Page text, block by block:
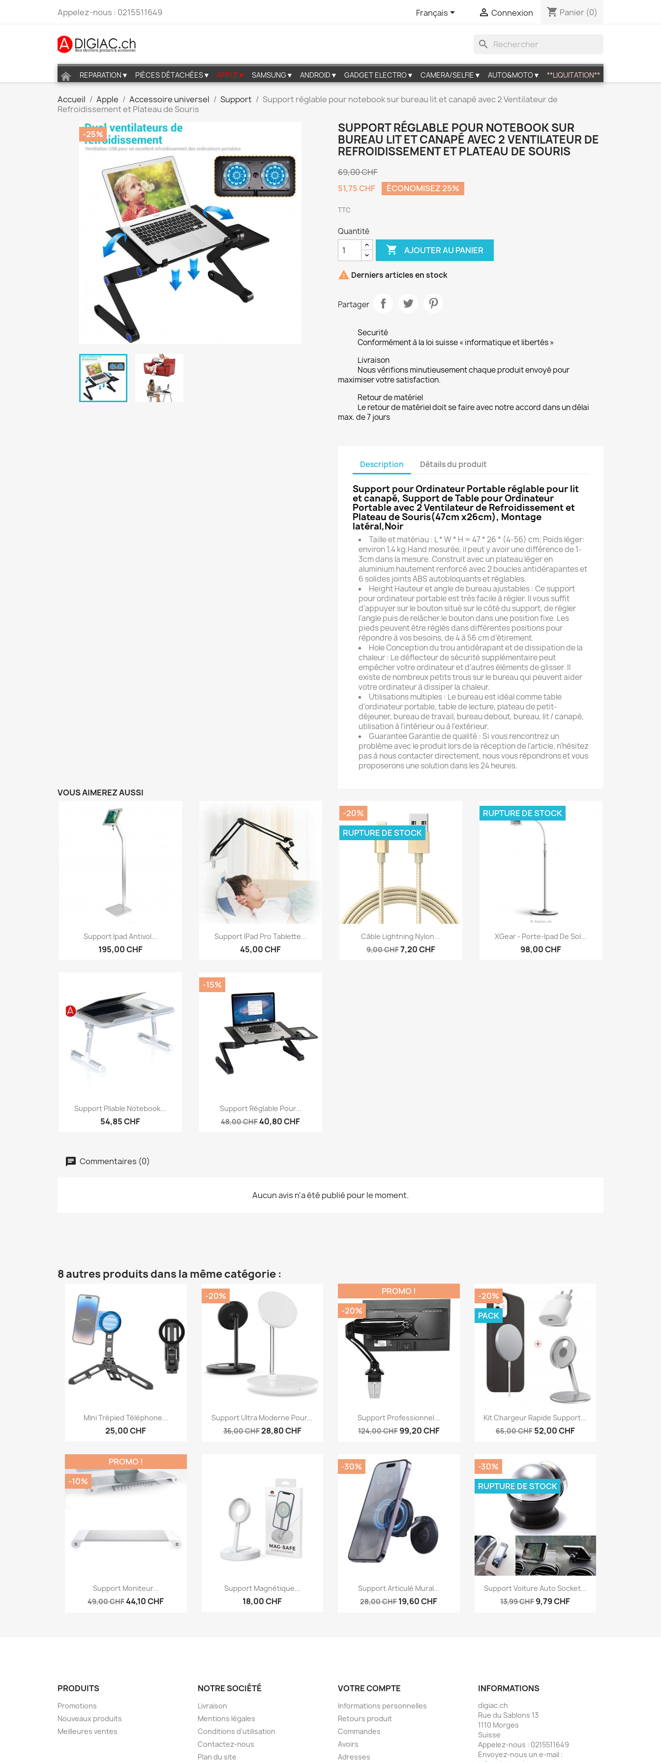
Appelez-nous : 0215511649 Français  Connexion shopping_cart Panier (0)
search
REPARATION▼ PIÈCES DÉTACHÉES▼ APPLE▼ SAMSUNG▼ ANDROID▼ GADGET ELECTRO▼ CAMERA/SELFIE▼ AUTO&MOTO▼ **LIQUITATION**
Accueil Apple Accessoire universel Support
Support réglable pour notebook sur bureau lit et canapé avec 2 Ventilateur de
Refroidissement et Plateau de Souris
-25%
SUPPORT RÉGLABLE POUR NOTEBOOK SUR
BUREAU LIT ET CANAPÉ AVEC 2 VENTILATEUR DE
REFROIDISSEMENT ET PLATEAU DE SOURIS
69,00 CHF
51,75 CHF
ÉCONOMISEZ 25%
TTC
Quantité
 AJOUTER AU PANIER
 Derniers articles en stock
Partager
Securité
Conformément à la loi suisse « informatique et libertés »
Livraison
Nous vérifions minutieusement chaque produit envoyé pour
maximiser votre satisfaction.
Retour de matériel
Le retour de matériel doit se faire avec notre accord dans un délai
max. de 7 jours
Description Détails du produit
Support pour Ordinateur Portable réglable pour lit
et canapé, Support de Table pour Ordinateur
Portable avec 2 Ventilateur de Refroidissement et
Plateau de Souris(47cm x26cm), Montage
latéral,Noir
Taille et matériau : L * W * H = 47 * 26 * (4-56) cm; Poids léger:
environ 1,4 kg.Hand mesurée, il peut y avoir une différence de 1-
3cm dans la mesure. Construit avec un plateau léger en
aluminium hautement renforcé avec 2 boucles antidérapantes et
6 solides joints ABS autobloquants et réglables.
Height Hauteur et angle de bureau ajustables : Ce support
pour ordinateur portable est très facile à régler. Il vous suffit
d’appuyer sur le bouton situé sur le côté du support, de régler
l’angle puis de relâcher le bouton dans une position fixe. Les
pieds peuvent être réglés dans différentes positions pour
répondre à vos besoins, de 4 à 56 cm d’étirement.
Hole Conception du trou antidérapant et de dissipation de la
chaleur : Le déflecteur de sécurité supplémentaire peut
empêcher votre ordinateur et d’autres éléments de glisser. Il
existe de nombreux petits trous sur le bureau qui peuvent aider
votre ordinateur à dissiper la chaleur.
Utilisations multiples : Le bureau est idéal comme table
d'ordinateur portable, table de lecture, plateau de petit-
déjeuner, bureau de travail, bureau debout, bureau, lit / canapé,
utilisation à l'intérieur ou à l'extérieur.
Guarantee Garantie de qualité : Si vous rencontrez un
problème avec le produit lors de la réception de l'article, n'hésitez
pas à nous contacter directement, nous vous répondrons et vous
proposerons une solution dans les 24 heures.
VOUS AIMEREZ AUSSI
Aperçu rapide
Support Ipad Antivol...
195,00 CHF
Aperçu rapide
Support IPad Pro Tablette...
45,00 CHF
Aperçu rapide
Câble Lightning Nylon...
9,00 CHF7,20 CHF
-20%
RUPTURE DE STOCK
Aperçu rapide
XGear - Porte-Ipad De Sol...
98,00 CHF
RUPTURE DE STOCK
Aperçu rapide
Support Pliable Notebook...
54,85 CHF
Aperçu rapide
Support Réglable Pour...
48,00 CHF40,80 CHF
-15%
Commentaires (0)
Aucun avis n'a été publié pour le moment.
8 autres produits dans la même catégorie :
Aperçu rapide
Mini Trépied Téléphone...
25,00 CHF
Aperçu rapide
Support Ultra Moderne Pour...
36,00 CHF28,80 CHF
-20%
Aperçu rapide
Support Professionnel...
124,00 CHF 99,20 CHF
PROMO !
-20%
Aperçu rapide
Kit Chargeur Rapide Support...
65,00 CHF 52,00 CHF
-20%
PACK
Aperçu rapide
Support Moniteur...
49,00 CHF44,10 CHF
PROMO !
-10%
Aperçu rapide
Support Magnétique...
18,00 CHF
Aperçu rapide
Support Articulé Mural...
28,00 CHF19,60 CHF
-30%
Aperçu rapide
Support Voiture Auto Socket...
13,99 CHF9,79 CHF
-30%
RUPTURE DE STOCK
PRODUITS
Promotions
Nouveaux produits
Meilleures ventes
NOTRE SOCIÉTÉ
Livraison
Mentions légales
Conditions d'utilisation
Contactez-nous
Plan du site
VOTRE COMPTE
Informations personnelles
Retours produit
Commandes
Avoirs
Adresses
INFORMATIONS
digiac.ch
Rue du Sablons 13
1110 Morges
Suisse
Appelez-nous : 0215511649
Envoyez-nous un e-mail :